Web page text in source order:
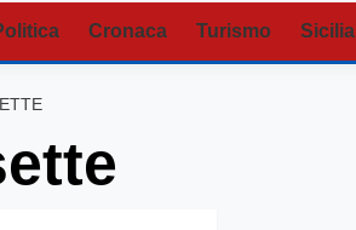
Cronaca Turismo Sicilia